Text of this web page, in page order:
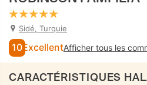
Sidé, Turquie
10 ExcellentAfficher tous les
CARACTÉRISTIQUES